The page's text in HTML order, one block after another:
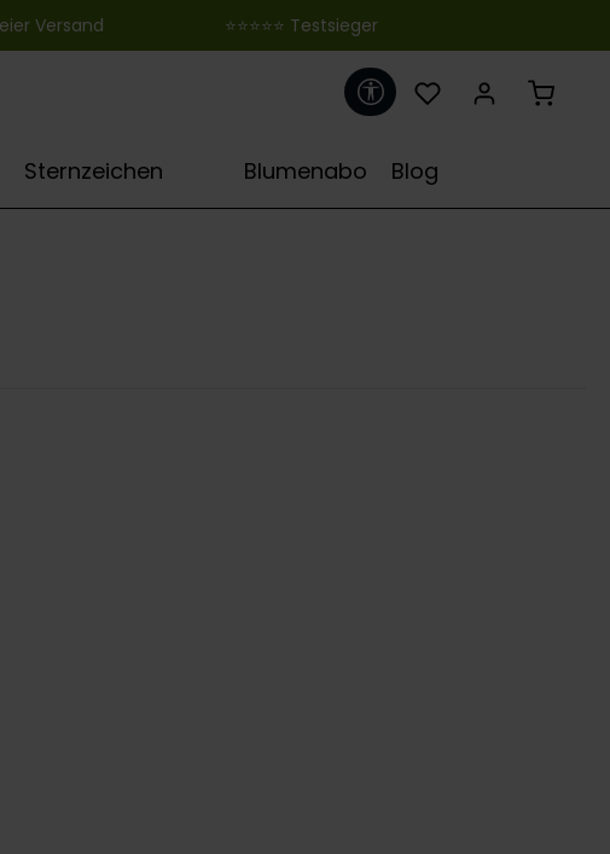
‎⭐⭐⭐⭐⭐ Testsieger
Werkzeugleiste anzeigen
Sternzeichen Blumenabo Blog